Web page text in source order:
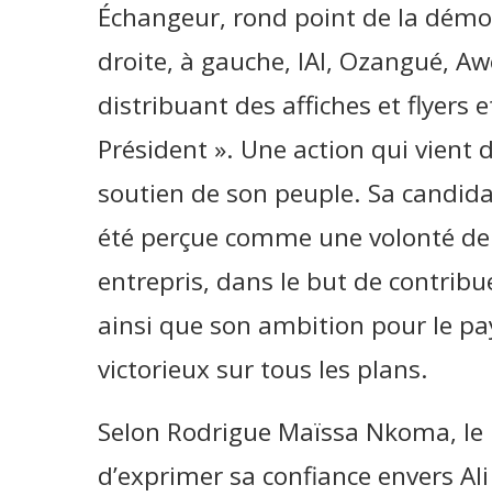
Échangeur, rond point de la
droite, à gauche, IAI, Ozangué,
distribuant des affiches et flyers
Président ». Une action qui vient
soutien de son peuple. Sa
été perçue comme une volonté
entrepris, dans le but de
ainsi que son ambition pour le
victorieux sur tous les plans.
Selon Rodrigue Maïssa Nkoma,
d’exprimer sa confiance envers